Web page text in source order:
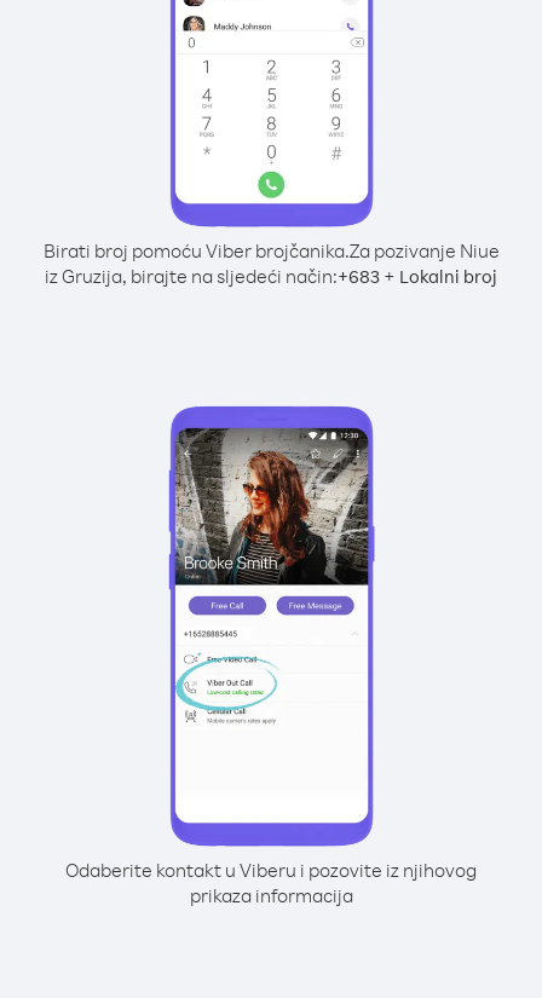
Birati broj pomoću Viber brojčanika.Za pozivanje Niue
iz Gruzija, birajte na sljedeći način:+683 + Lokalni broj
Odaberite kontakt u Viberu i pozovite iz njihovog
prikaza informacija